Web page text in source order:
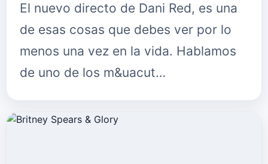
El nuevo directo de Dani Red, es una
de esas cosas que debes ver por lo
menos una vez en la vida. Hablamos
de uno de los m&uacut…